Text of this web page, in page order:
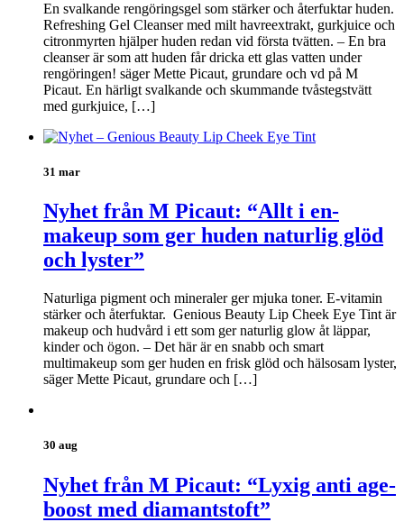
En svalkande rengöringsgel som stärker och återfuktar huden.
Refreshing Gel Cleanser med milt havreextrakt, gurkjuice och
citronmyrten hjälper huden redan vid första tvätten. – En bra
cleanser är som att huden får dricka ett glas vatten under
rengöringen! säger Mette Picaut, grundare och vd på M
Picaut. En härligt svalkande och skummande tvåstegstvätt
med gurkjuice, […]
31 mar
Nyhet från M Picaut: “Allt i en-
makeup som ger huden naturlig glöd
och lyster”
Naturliga pigment och mineraler ger mjuka toner. E-vitamin
stärker och återfuktar. Genious Beauty Lip Cheek Eye Tint är
makeup och hudvård i ett som ger naturlig glow åt läppar,
kinder och ögon. – Det här är en snabb och smart
multimakeup som ger huden en frisk glöd och hälsosam lyster,
säger Mette Picaut, grundare och […]
30 aug
Nyhet från M Picaut: “Lyxig anti age-
boost med diamantstoft”